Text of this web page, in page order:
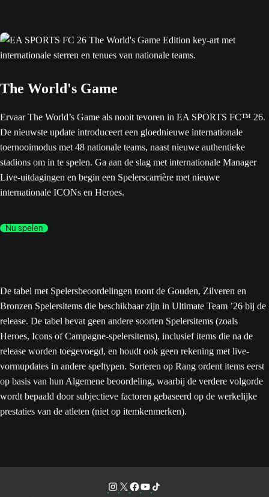
The World's Game
Ervaar The World’s Game als nooit tevoren in EA SPORTS FC™ 26.
De nieuwste update introduceert een gloednieuwe internationale
toernooimodus met 48 nationale teams, naast nieuwe authentieke
stadions om in te spelen. Ga aan de slag met internationale Manager
Live-uitdagingen en begin een Spelerscarrière met nieuwe
internationale ICONs en Heroes.
Nu spelen
De tabel met Spelersbeoordelingen toont de Gouden, Zilveren en
Bronzen Spelersitems die beschikbaar zijn in Ultimate Team ’26 bij de
release. De tabel bevat geen andere soorten Spelersitems (zoals
Heroes, Icons of Campagne-spelersitems), inclusief items die na de
release worden toegevoegd, en houdt ook geen rekening met live-
vormupdates in andere speltypen. Sorteren op Rang ordent items eerst
op basis van hun Algemene beoordeling, waarbij de verdere volgorde
wordt bepaald door subjectieve factoren gebaseerd op de werkelijke
prestaties van de atleten (niet op itemkenmerken).